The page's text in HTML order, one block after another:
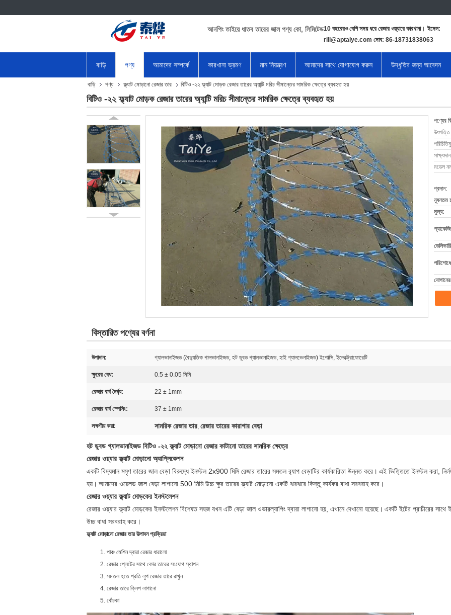
আনপিং তাইয়ে ধাতব তারের জাল পণ্য কো, লিমিটেড10 বছরেরও বেশি সময় ধরে রেজার ওয়্যারে কারখানা। ইমেল:
rill@aptaiye.com মোব: 86-18731838063
বাড়ি পণ্য আমাদের সম্পর্কে কারখানা ভ্রমণ মান নিয়ন্ত্রণ আমাদের সাথে যোগাযোগ করুন উদ্ধৃতির জন্য আবেদন
বাড়ি পণ্য ফ্ল্যাট মোড়ানো রেজার তার বিটিও -২২ ফ্ল্যাট মোড়ক রেজার তারের অ্যান্টি মরিচ সীমান্তের সামরিক ক্ষেত্রে ব্যবহৃত হয়
বিটিও -২২ ফ্ল্যাট মোড়ক রেজার তারের অ্যান্টি মরিচ সীমান্তের সামরিক ক্ষেত্রে ব্যবহৃত হয়
পণ্যের
মডেল
প্রদান:
ন্যূনতম
মূল্য:
বিস্তারিত পণ্যের বর্ণনা
উপাদান: গ্যালভানাইজড (বৈদ্যুতিক গালভানাইজড, হট ডুবড গ্যালভানাইজড, হাই গ্যালভেনাইজড) ইপোক্সি, ইলেক্ট্রোফোরেটি
ক্ষুরের বেধ: 0.5 ± 0.05 মিমি
রেজার বার্ব দৈর্ঘ্য: 22 ± 1mm
রেজার বার্ব স্পেসিং: 37 ± 1mm
লক্ষণীয় করা: সামরিক রেজার তার, রেজার তারের কারাগার বেড়া
হট ডুবড গ্যালভানাইজড বিটিও -২২ ফ্ল্যাট মোড়ানো রেজার কাটানো তারের সামরিক ক্ষেত্রে
রেজার ওয়্যার ফ্ল্যাট মোড়ানো অ্যাপ্লিকেশন
একটি বিদ্যমান মসৃণ তারের জাল বেড়া বিরুদ্ধে ইনস্টল 2x900 মিমি রেজার তারের সমতল র‌্যাপ বেড়াটির কার্যকারিতা উন্নত করে। এই ভিত্তিতে ইনস্টল করা,
হয়। আমাদের ওয়েলড জাল বেড়া লাগানো 500 মিমি উচ্চ ক্ষুর তারের ফ্ল্যাট মোড়ানো একটি ঝরঝরে কিন্তু কার্যকর বাধা সরবরাহ করে।
রেজার ওয়্যার ফ্ল্যাট মোড়কের ইনস্টলেশন
রেজার ওয়্যার ফ্ল্যাট মোড়কের ইনস্টলেশন বিশেষত সহজ যখন এটি বেড়া জাল ওভারল্যাপিং দ্বারা লাগানো হয়, এখানে দেখানো হয়েছে। একটি ইটের প্রাচীরের
উচ্চ বাধা সরবরাহ করে।
ফ্ল্যাট মোড়ানো রেজার তার উত্পাদন প্রক্রিয়া
পাঞ্চ মেশিন দ্বারা রেজার ধারালো
রেজার প্লেটের সাথে কোর তারের সংযোগ স্থাপন
সমতল হতে প্রতি লুপ রেজার তারে রাখুন
রেজার তারে ক্লিপ লাগানো
বোঁচকা